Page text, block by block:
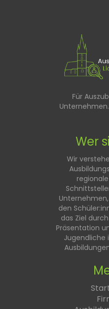
Für
Wer
Wir
den
das Ziel
Präsentation
Jugendliche